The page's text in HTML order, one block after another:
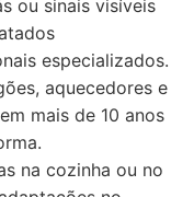
ou sinais visíveis
especializados.
aquecedores e
mais de 10 anos
na cozinha ou no